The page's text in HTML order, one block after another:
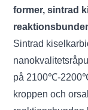
former, sintrad
Sintrad
på 2100℃-
kroppen och